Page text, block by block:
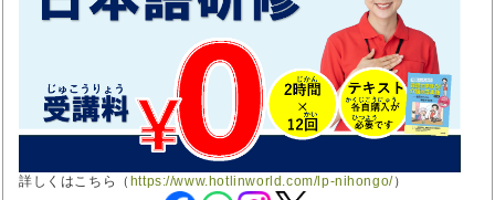
詳しくはこちら（ https://www.hotlinworld.com/lp-nihongo/）